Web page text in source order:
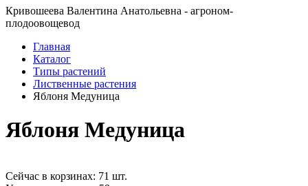
Кривошеева Валентина Анатольевна - агроном-
плодоовощевод
Главная
Каталог
Типы растений
Лиственные растения
Яблоня Медуница
Яблоня Медуница
Сейчас в корзинах: 71 шт.